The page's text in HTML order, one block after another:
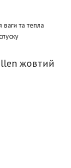
та тепла
жовтий